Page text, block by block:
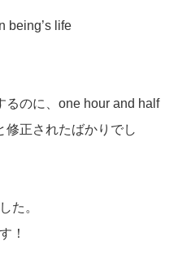
being’s life
るのに、one hour and half
修正されたばかりでし
た。
！